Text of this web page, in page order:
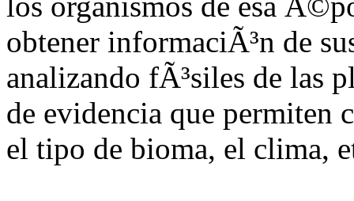
obtener informaciÃ³n de
analizando fÃ³siles de las
de evidencia que permiten
el tipo de bioma, el clima,